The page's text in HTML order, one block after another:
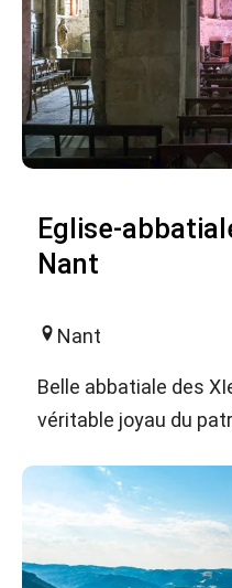
Eglise-
Nant
Nant
Belle abbatiale des
véritable joyau du